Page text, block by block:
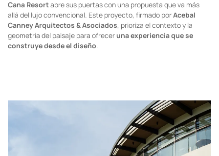
Cana Resortabre sus puertas con una propuesta que va más
allá del lujo convencional. Este proyecto, firmado porAcebal
Canney Arquitectos & Asociados, prioriza el contexto y la
geometría del paisaje para ofreceruna experiencia que se
construye desde el diseño.